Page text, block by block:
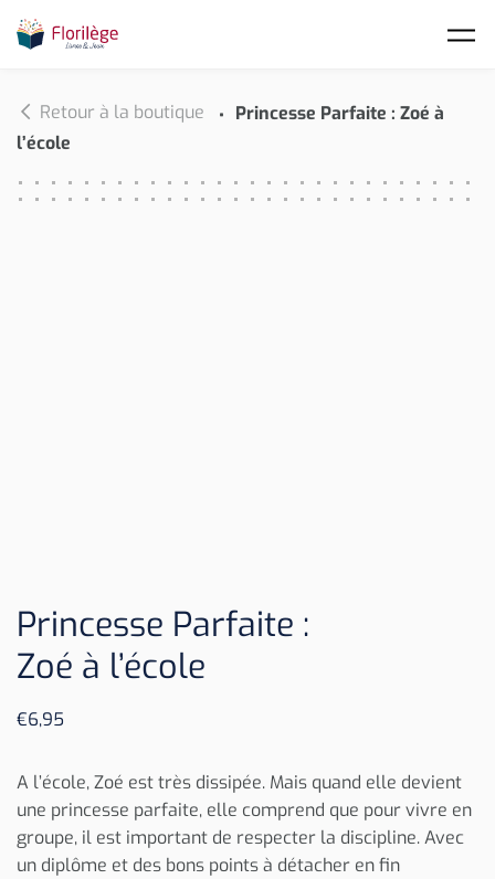
Retour à la boutique
Princesse Parfaite : Zoé à
l’école
Princesse Parfaite :
Zoé à l’école
€6,95
A l’école, Zoé est très dissipée. Mais quand elle devient
une princesse parfaite, elle comprend que pour vivre en
groupe, il est important de respecter la discipline. Avec
un diplôme et des bons points à détacher en fin